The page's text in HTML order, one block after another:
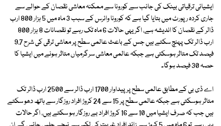
ایشیائی ترقیاتی بینک کی جانب سے کورونا سے ممکنہ معاشی نقصان کے حوالے سے
جاری کردہ رپورٹ میں بتایا گیا ہے کہ کورونا وائرس کے سبب 3 ماہ میں 5 ہزار 800 ارب
ڈالر کے نقصان کا اندیشہ ہے، اگر یہی حالات 6 ماہ تک رہے تو نقصانات 8 ہزار 800
ارب ڈالر تک پہنچ سکتے ہیں جس کے باعث عالمی سطح پر معاشی ترقی کی شرح 9.7
فیصد تک متاثر ہوسکتی ہے جبکہ عالمی معاشی سرگرمیاں متاثر ہونے میں ایشیا کا
حصہ 30 فیصد ہوگا۔
اے ڈی بی کے مطابق عالمی سطح پر پیداوار 1700 ارب ڈالر سے 2500 ارب ڈالر تک
متاثر ہوسکتی ہے جبکہ عالمی سطح پر 15 سے 24 کروڑ افراد روزگار سے ہاتھ دھو سکتے
ہیں جب کہ صرف ایشیا میں 10 سے 16 کروڑ افراد بے روزگار ہو سکتے ہیں، اگر حالات